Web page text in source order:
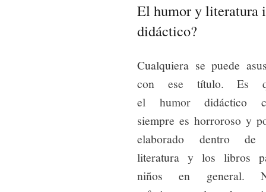
El humor y literatura
didáctico?
Cualquiera se puede
con ese título. Es
el humor didáctico
siempre es horroroso y
elaborado dentro
literatura y los libros
niños en general.